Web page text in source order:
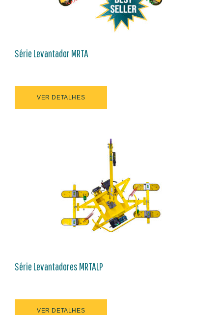
Série Levantador MRTA
VER DETALHES
Série Levantadores MRTALP
VER DETALHES